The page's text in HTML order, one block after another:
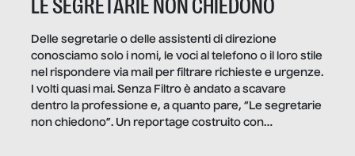
LE SEGRETARIE NON CHIEDONO
Delle segretarie o delle assistenti di direzione
conosciamo solo i nomi, le voci al telefono o il loro stile
nel rispondere via mail per filtrare richieste e urgenze.
I volti quasi mai. Senza Filtro è andato a scavare
dentro la professione e, a quanto pare, “Le segretarie
non chiedono”. Un reportage costruito con